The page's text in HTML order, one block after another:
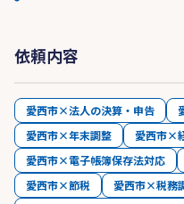
依頼内容
愛西市×法人の決算・申告
愛西市×年末調整
愛西市×
愛西市×電子帳簿保存法対応
愛西市×節税
愛西市×税務